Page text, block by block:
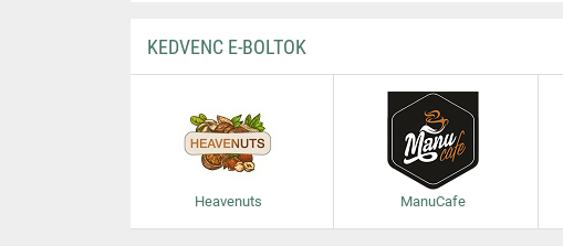
KEDVENC E-BOLTOK
Heavenuts ManuCafe